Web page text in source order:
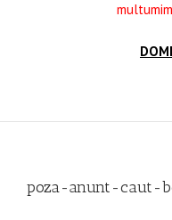
poza-anunt-caut-